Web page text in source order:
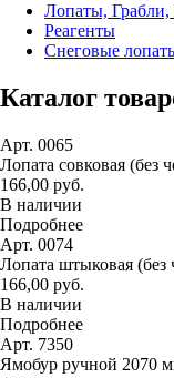
Лопаты, Грабли,
Реагенты
Снеговые
Каталог
Арт. 0065
Лопата совковая (без
166,00 руб.
В наличии
Подробнее
Арт. 0074
Лопата штыковая (без
166,00 руб.
В наличии
Подробнее
Арт. 7350
Ямобур ручной 2070